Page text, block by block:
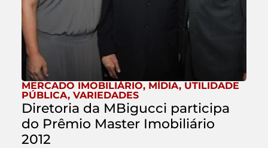
MERCADO IMOBILIÁRIO, MÍDIA, UTILIDADE
PÚBLICA, VARIEDADES
Diretoria da MBigucci participa
do Prêmio Master Imobiliário
2012